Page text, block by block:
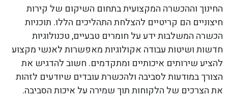
החינוך וההכשרה המקצועית בתחום השיקום של קירות
חיצוניים הם קריטיים להצלחת התהליכים הללו. תוכניות
הכשרה המשלבות ידע על חומרים טבעיים, טכנולוגיות
חדשות ושיטות עבודה אקולוגיות מאפשרות לאנשי מקצוע
להציע שירותים איכותיים ומתקדמים. חשוב להדגיש את
הצורך במודעות לסביבה ולהכשרת עובדים שיודעים לזהות
את הצרכים של הלקוחות תוך שמירה על איכות הסביבה.